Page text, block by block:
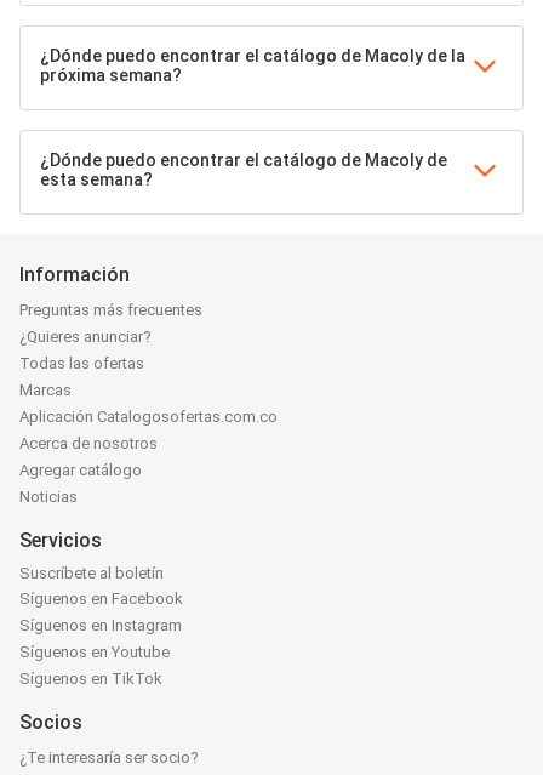
¿Dónde puedo encontrar el catálogo de Macoly de la
próxima semana?
¿Dónde puedo encontrar el catálogo de Macoly de
esta semana?
Información
Preguntas más frecuentes
¿Quieres anunciar?
Todas las ofertas
Marcas
Aplicación Catalogosofertas.com.co
Acerca de nosotros
Agregar catálogo
Noticias
Servicios
Suscríbete al boletín
Síguenos en Facebook
Síguenos en Instagram
Síguenos en Youtube
Síguenos en TikTok
Socios
¿Te interesaría ser socio?